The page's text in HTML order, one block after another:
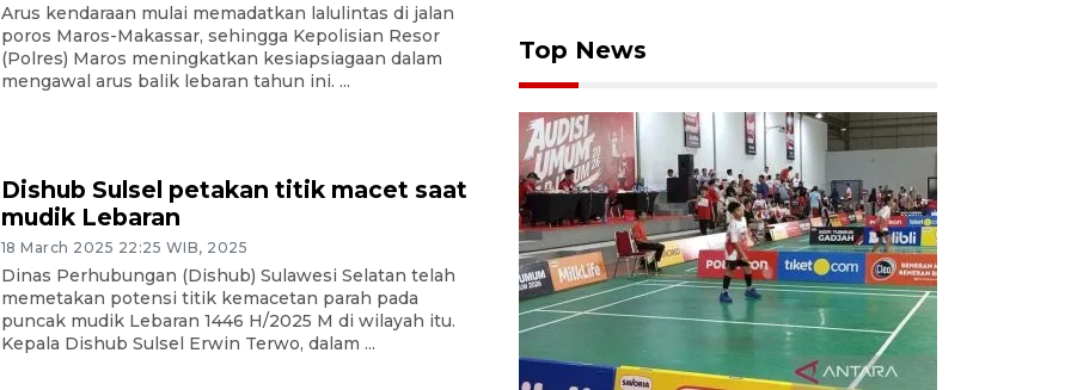
Arus kendaraan mulai memadatkan lalulintas di jalan
poros Maros-Makassar, sehingga Kepolisian Resor
(Polres) Maros meningkatkan kesiapsiagaan dalam
mengawal arus balik lebaran tahun ini. ...
Dishub Sulsel petakan titik macet saat
mudik Lebaran
18 March 2025 22:25 WIB, 2025
Dinas Perhubungan (Dishub) Sulawesi Selatan telah
memetakan potensi titik kemacetan parah pada
puncak mudik Lebaran 1446 H/2025 M di wilayah itu.
Kepala Dishub Sulsel Erwin Terwo, dalam ...
Top News